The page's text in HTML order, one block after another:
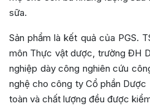
sữa.
Sản phẩm là kết quả của PGS.
môn Thực vật dược, trường ĐH
nghiệp dày công nghiên cứu
nghệ cho công ty Cổ phần Dược
toàn và chất lượng đều được